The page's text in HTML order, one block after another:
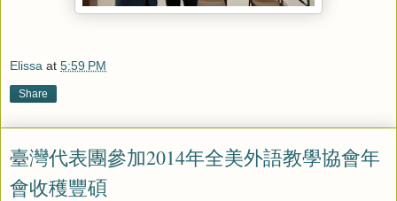
Elissa at 5:59 PM
Share
臺灣代表團參加2014年全美外語教學協會年
會收穫豐碩